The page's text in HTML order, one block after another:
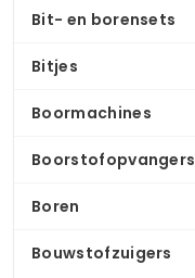
Bit- en borensets
Bitjes
Boormachines
Boorstofopvangers
Boren
Bouwstofzuigers